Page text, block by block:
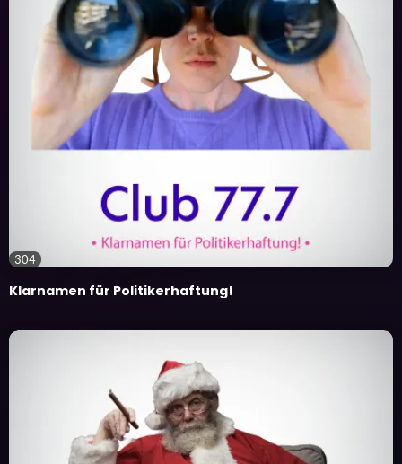
304
Klarnamen für Politikerhaftung!